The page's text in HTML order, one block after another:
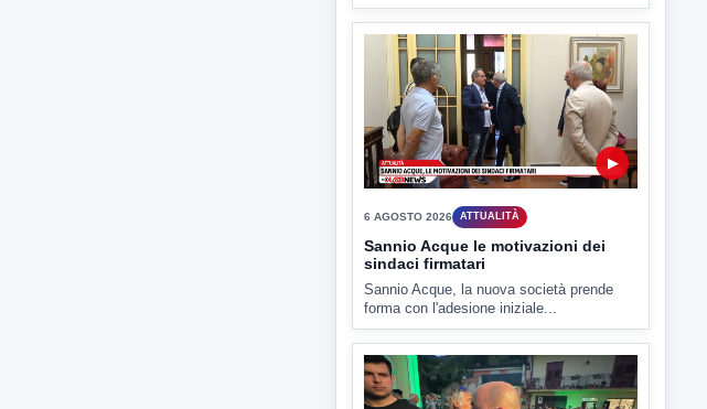
6 AGOSTO 2026 ATTUALITÀ
Inaugurato il nuovo tratto della
SS212 Variante Fortorina
Un nuovo tassello per la viabilità del
Sannio e delle...
6 AGOSTO 2026 ATTUALITÀ
Sannio Acque le motivazioni dei
sindaci firmatari